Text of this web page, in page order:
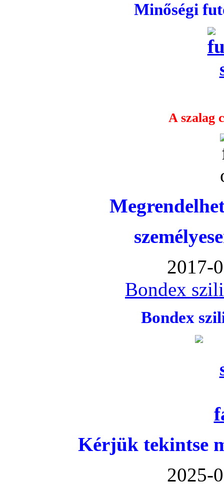
Minőségi
A szalag
2017-
Bondex
Bondex
Kérjük tekintse
2025-